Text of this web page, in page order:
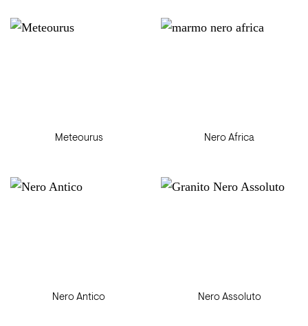
Meteourus Nero Africa
Nero Antico Nero Assoluto